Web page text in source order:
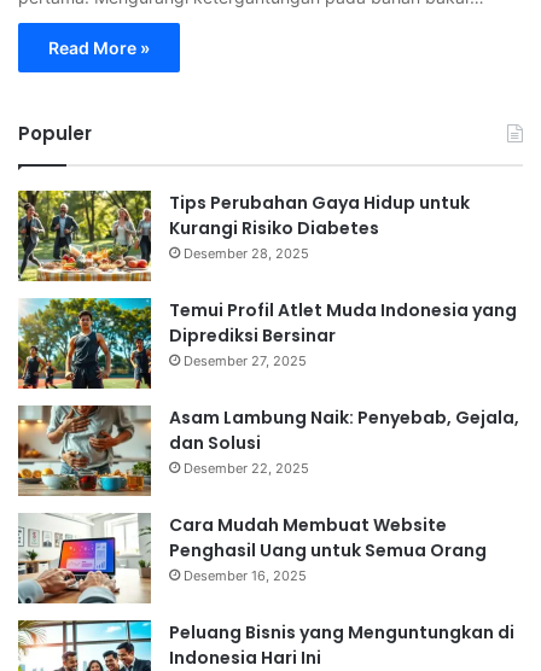
Read More »
Populer
Tips Perubahan Gaya Hidup untuk
Kurangi Risiko Diabetes
Desember 28, 2025
Temui Profil Atlet Muda Indonesia yang
Diprediksi Bersinar
Desember 27, 2025
Asam Lambung Naik: Penyebab, Gejala,
dan Solusi
Desember 22, 2025
Cara Mudah Membuat Website
Penghasil Uang untuk Semua Orang
Desember 16, 2025
Peluang Bisnis yang Menguntungkan di
Indonesia Hari Ini